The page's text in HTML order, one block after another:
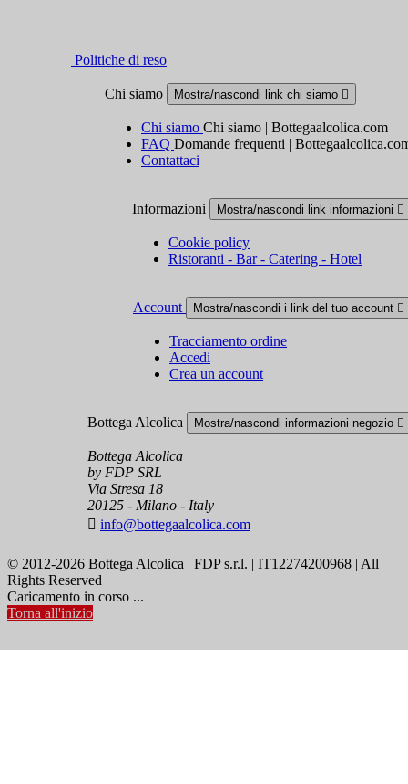
Politiche di reso
Chi siamo Mostra/nascondi link chi siamo 
Chi siamo Chi siamo | Bottegaalcolica.com
FAQ Domande frequenti |
Contattaci
Informazioni Mostra/nascondi link informazioni 
Cookie policy
Ristoranti - Bar - Catering - Hotel
Account Mostra/nascondi i link del tuo account 
Tracciamento ordine
Accedi
Crea un account
Bottega Alcolica Mostra/nascondi informazioni negozio 
Bottega Alcolica
by FDP SRL
Via Stresa 18
20125 - Milano - Italy
 info@bottegaalcolica.com
© 2012-2026 Bottega Alcolica | FDP s.r.l. | IT12274200968 | All
Rights Reserved
Caricamento in corso ...
Torna all'inizio